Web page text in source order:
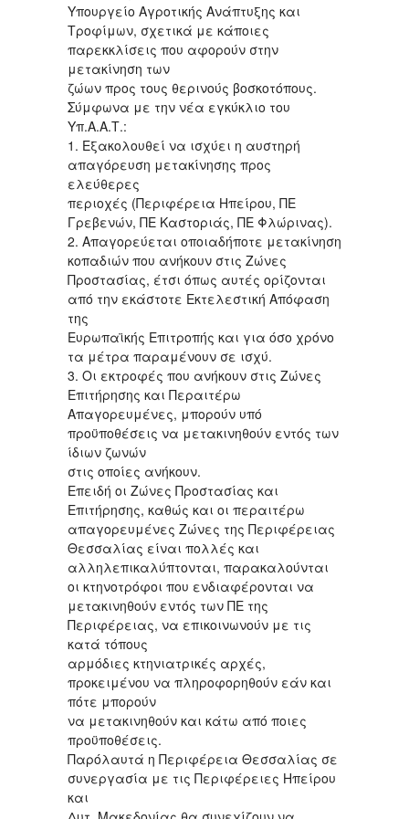
Υπουργείο Αγροτικής Ανάπτυξης και
Τροφίμων, σχετικά με κάποιες
παρεκκλίσεις που αφορούν στην
μετακίνηση των
ζώων προς τους θερινούς βοσκοτόπους.
Σύμφωνα με την νέα εγκύκλιο του
Υπ.Α.Α.Τ.:
1. Εξακολουθεί να ισχύει η αυστηρή
απαγόρευση μετακίνησης προς
ελεύθερες
περιοχές (Περιφέρεια Ηπείρου, ΠΕ
Γρεβενών, ΠΕ Καστοριάς, ΠΕ Φλώρινας).
2. Απαγορεύεται οποιαδήποτε μετακίνηση
κοπαδιών που ανήκουν στις Ζώνες
Προστασίας, έτσι όπως αυτές ορίζονται
από την εκάστοτε Εκτελεστική Απόφαση
της
Ευρωπαϊκής Επιτροπής και για όσο χρόνο
τα μέτρα παραμένουν σε ισχύ.
3. Οι εκτροφές που ανήκουν στις Ζώνες
Επιτήρησης και Περαιτέρω
Απαγορευμένες, μπορούν υπό
προϋποθέσεις να μετακινηθούν εντός των
ίδιων ζωνών
στις οποίες ανήκουν.
Επειδή οι Ζώνες Προστασίας και
Επιτήρησης, καθώς και οι περαιτέρω
απαγορευμένες Ζώνες της Περιφέρειας
Θεσσαλίας είναι πολλές και
αλληλεπικαλύπτονται, παρακαλούνται
οι κτηνοτρόφοι που ενδιαφέρονται να
μετακινηθούν εντός των ΠΕ της
Περιφέρειας, να επικοινωνούν με τις
κατά τόπους
αρμόδιες κτηνιατρικές αρχές,
προκειμένου να πληροφορηθούν εάν και
πότε μπορούν
να μετακινηθούν και κάτω από ποιες
προϋποθέσεις.
Παρόλαυτά η Περιφέρεια Θεσσαλίας σε
συνεργασία με τις Περιφέρειες Ηπείρου
και